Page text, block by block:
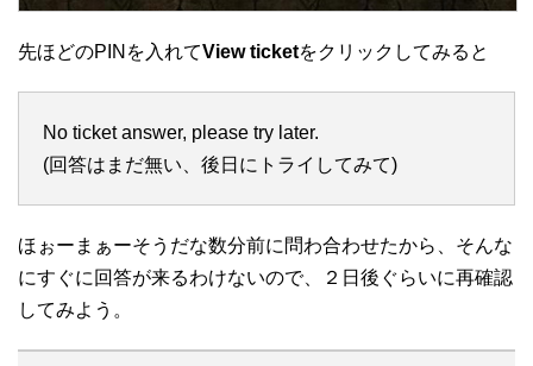
先ほどのPINを入れてView ticketをクリックしてみると
No ticket answer, please try later.
(回答はまだ無い、後日にトライしてみて)
ほぉーまぁーそうだな数分前に問わ合わせたから、そんな
にすぐに回答が来るわけないので、２日後ぐらいに再確認
してみよう。